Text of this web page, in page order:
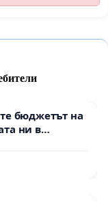
бюджетът на
ни в